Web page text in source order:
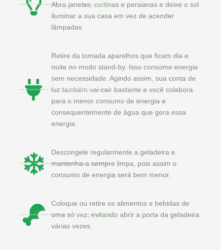
Abra janelas, cortinas e persianas e deixe o sol
iluminar a sua casa em vez de acender
lâmpadas.
Retire da tomada aparelhos que ficam dia e
noite no modo stand-by. Isso consome energia
sem necessidade. Agindo assim, sua conta de
luz também vai cair bastante e você colabora
para o menor consumo de energia e
consequentemente de água que gera essa
energia.
Descongele regularmente a geladeira e
mantenha-a sempre limpa, pois assim o
consumo de energia será bem menor.
Coloque ou retire os alimentos e bebidas de
uma só vez, evitando abrir a porta da geladeira
várias vezes.